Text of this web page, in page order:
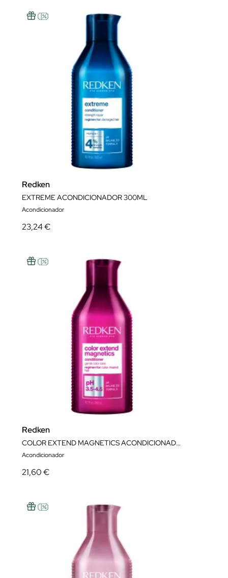
Redken
EXTREME ACONDICIONADOR 300ML
Acondicionador
23,24 €
Redken
COLOR EXTEND MAGNETICS ACONDICIONADOR 300ML
Acondicionador
21,60 €